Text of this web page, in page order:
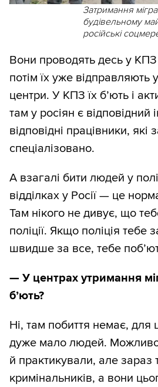
Затримання
будівельному
російські
Вони проводять десь у КПЗ
потім їх уже відправляють
центри. У КПЗ їх б’ють і
там у росіян є відповідний
відповідні працівники,
спеціалізовано.
А взагалі бити людей у
відділках у Росії — це
Там нікого не дивує, що
поліції. Якщо поліція тебе
швидше за все, тебе
— У центрах утримання
б’ють?
Ні, там побиття немає, для
дуже мало людей.
й практикували, але зараз
кримінальників, а вони